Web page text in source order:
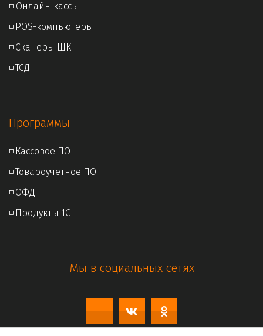
◽ Онлайн-кассы
◽ POS-компьютеры
◽ Сканеры ШК
◽ ТСД
Программы
◽ Кассовое ПО
◽ Товароучетное ПО
◽ ОФД
◽ Продукты 1С
Мы в социальных сетях